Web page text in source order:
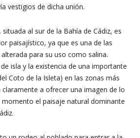
vestigios de dicha unión.
al sur de la Bahía de Cádiz, es
paisajístico, ya que es una de las
para su uso como salina.
isla y la existencia de una importante
Coto de la Isleta) en las zonas más
a ofrecer una imagen de lo
el paisaje natural dominante